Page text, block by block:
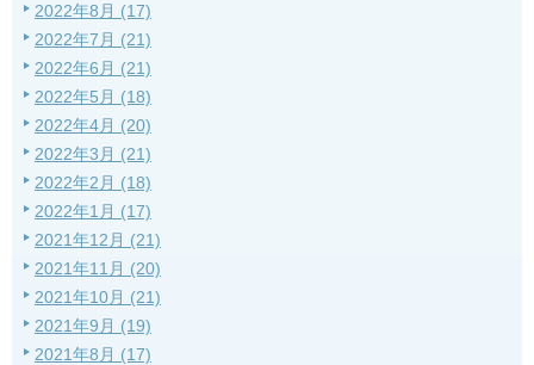
2022年8月 (17)
2022年7月 (21)
2022年6月 (21)
2022年5月 (18)
2022年4月 (20)
2022年3月 (21)
2022年2月 (18)
2022年1月 (17)
2021年12月 (21)
2021年11月 (20)
2021年10月 (21)
2021年9月 (19)
2021年8月 (17)